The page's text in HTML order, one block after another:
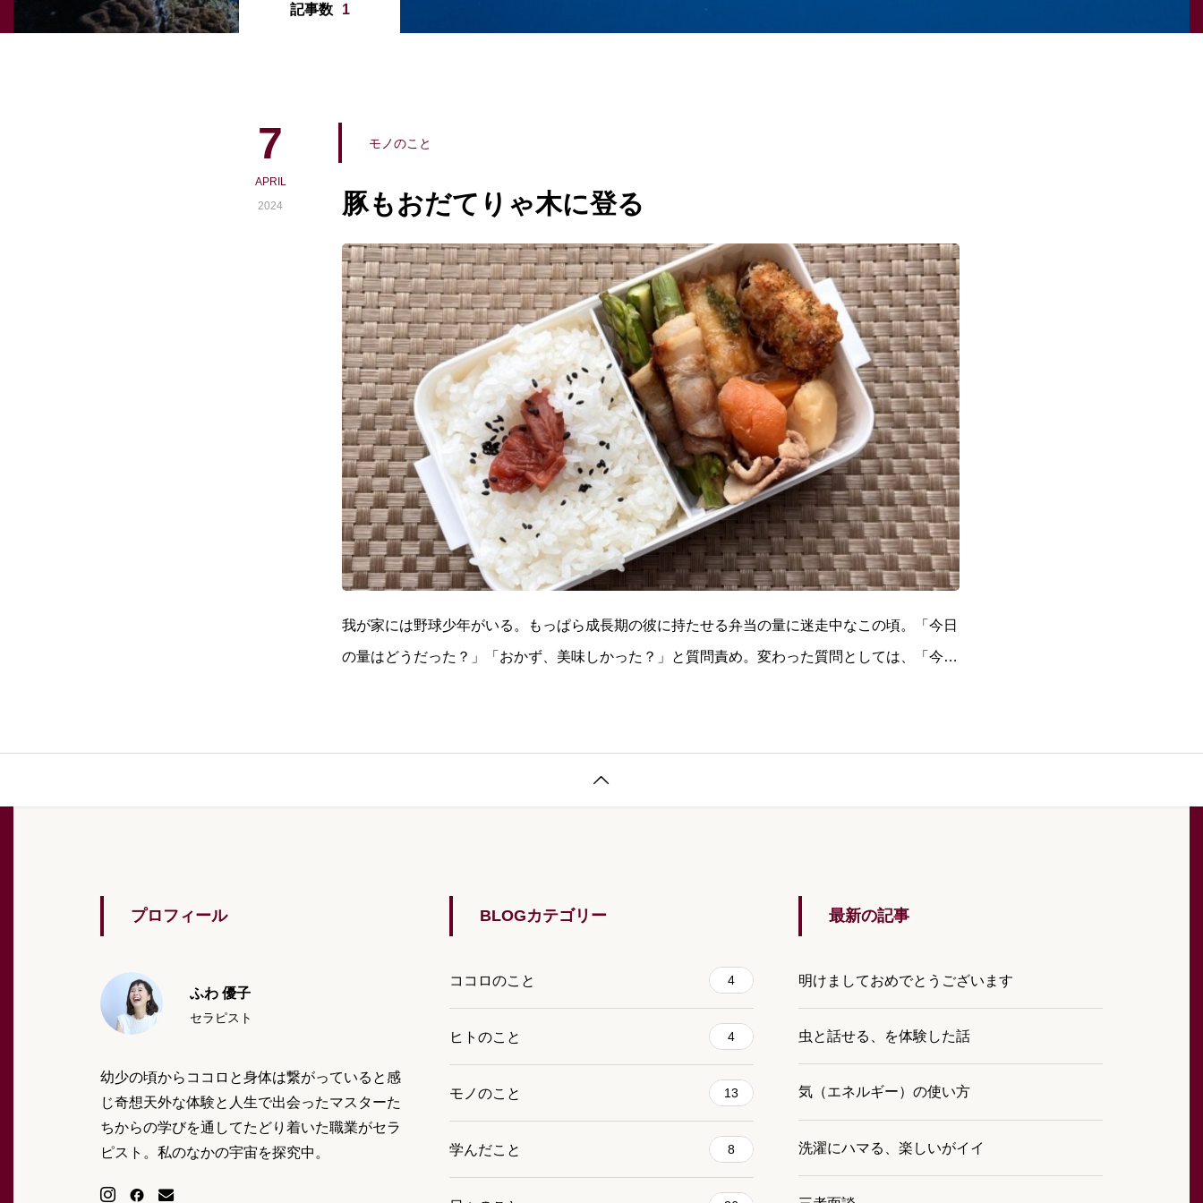
記事数 1
7
APRIL
2024
モノのこと
豚もおだてりゃ木に登る
我が家には野球少年がいる。もっぱら成長期の彼に持たせる弁当の量に迷走中なこの頃。「今日
の量はどうだった？」「おかず、美味しかった？」と質問責め。変わった質問としては、「今日

プロフィール
ふわ 優子
セラピスト
幼少の頃からココロと身体は繋がっていると感
じ奇想天外な体験と人生で出会ったマスターた
ちからの学びを通してたどり着いた職業がセラ
ピスト。私のなかの宇宙を探究中。
BLOGカテゴリー
ココロのこと 4
ヒトのこと 4
モノのこと 13
学んだこと 8
最新の記事
明けましておめでとうございます
虫と話せる、を体験した話
気（エネルギー）の使い方
洗濯にハマる、楽しいがイイ